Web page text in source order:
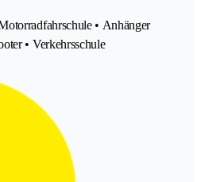
• Anhänger
• Verkehrsschule